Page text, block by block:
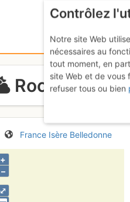
Rocher
France Isère Belledonne
⤢
+
–
Contrôlez
Notre site Web
nécessaires au
tout moment, en
site Web et de vous
refuser tous ou bien